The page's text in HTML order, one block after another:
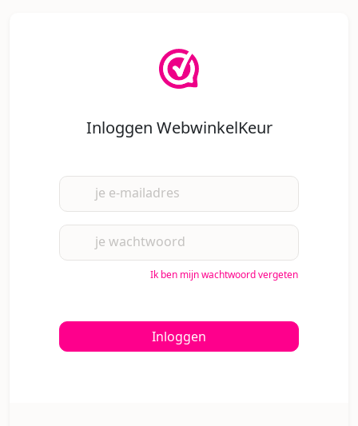
Inloggen WebwinkelKeur
je e-mailadres
je wachtwoord
Ik ben mijn wachtwoord vergeten
Inloggen